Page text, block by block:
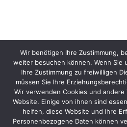
Wir benötigen Ihre Zustimmung,
weiter besuchen können. Wenn Sie
Ihre Zustimmung zu freiwilligen
müssen Sie Ihre
Wir verwenden Cookies und
Website. Einige von ihnen sind
helfen, diese Website und Ihre
Personenbezogene Daten können